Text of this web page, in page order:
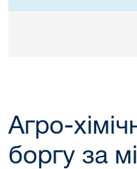
Агро-
боргу за